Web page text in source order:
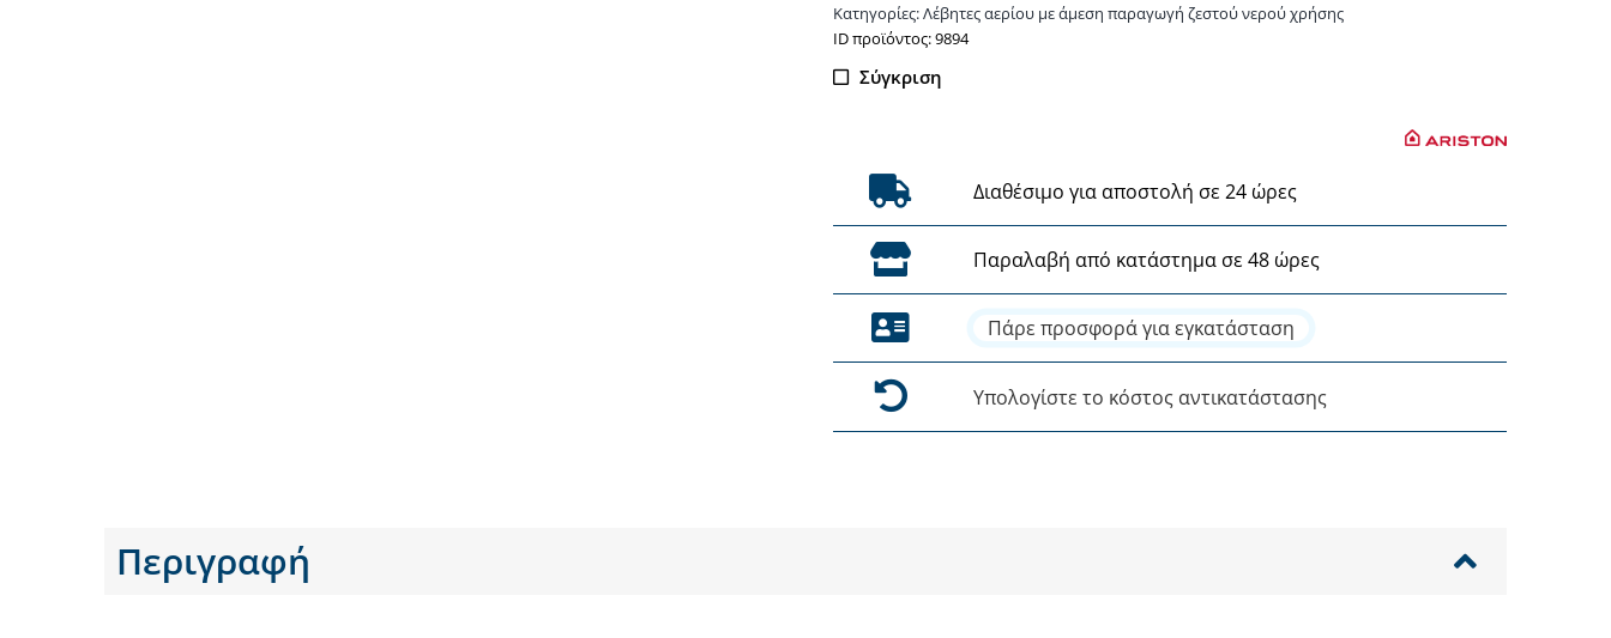
Κατηγορίες:Λέβητες αερίου με άμεση παραγωγή ζεστού νερού χρήσης
ΙD προϊόντος: 9894
Σύγκριση
Διαθέσιμο για αποστολή σε 24 ώρες
Παραλαβή από κατάστημα σε 48 ώρες
Πάρε προσφορά για εγκατάσταση
Υπολογίστε το κόστος αντικατάστασης
Περιγραφή